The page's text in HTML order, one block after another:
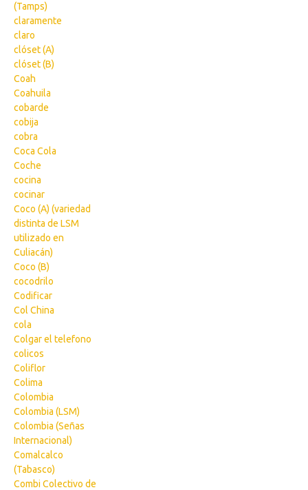
(Tamps)
claramente
claro
clóset (A)
clóset (B)
Coah
Coahuila
cobarde
cobija
cobra
Coca Cola
Coche
cocina
cocinar
Coco (A) (variedad
distinta de LSM
utilizado en
Culiacán)
Coco (B)
cocodrilo
Codificar
Col China
cola
Colgar el telefono
colicos
Coliflor
Colima
Colombia
Colombia (LSM)
Colombia (Señas
Internacional)
Comalcalco
(Tabasco)
Combi Colectivo de